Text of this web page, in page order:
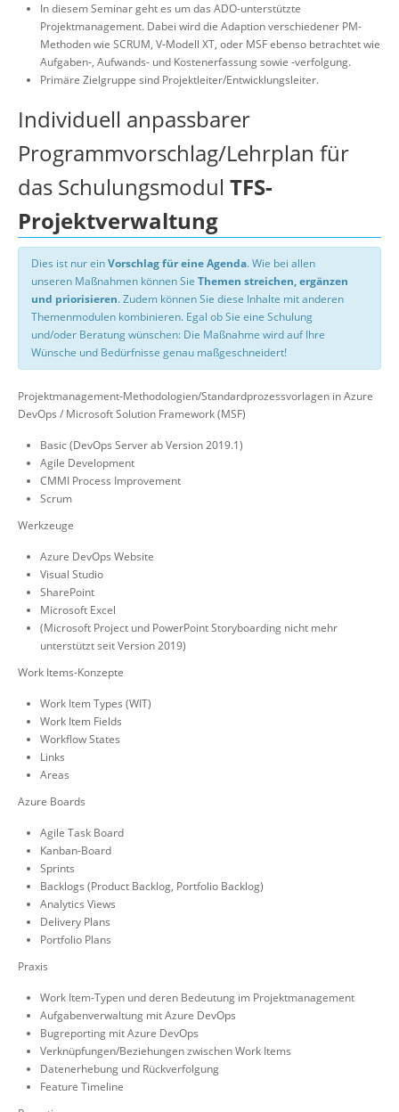
In diesem Seminar geht es um das ADO-unterstützte
Projektmanagement. Dabei wird die Adaption verschiedener PM-
Methoden wie SCRUM, V-Modell XT, oder MSF ebenso betrachtet wie
Aufgaben-, Aufwands- und Kostenerfassung sowie -verfolgung.
Primäre Zielgruppe sind Projektleiter/Entwicklungsleiter.
Individuell anpassbarer
Programmvorschlag/Lehrplan für
das Schulungsmodul TFS-
Projektverwaltung
Dies ist nur einVorschlag für eine Agenda. Wie bei allen
unseren Maßnahmen können Sie Themen streichen, ergänzen
und priorisieren. Zudem können Sie diese Inhalte mit anderen
Themenmodulen kombinieren. Egal ob Sie eine Schulung
und/oder Beratung wünschen: Die Maßnahme wird auf Ihre
Wünsche und Bedürfnisse genau maßgeschneidert!
Projektmanagement-Methodologien/Standardprozessvorlagen in Azure
DevOps / Microsoft Solution Framework (MSF)
Basic (DevOps Server ab Version 2019.1)
Agile Development
CMMI Process Improvement
Scrum
Werkzeuge
Azure DevOps Website
Visual Studio
SharePoint
Microsoft Excel
(Microsoft Project und PowerPoint Storyboarding nicht mehr
unterstützt seit Version 2019)
Work Items-Konzepte
Work Item Types (WIT)
Work Item Fields
Workflow States
Links
Areas
Azure Boards
Agile Task Board
Kanban-Board
Sprints
Backlogs (Product Backlog, Portfolio Backlog)
Analytics Views
Delivery Plans
Portfolio Plans
Praxis
Work Item-Typen und deren Bedeutung im Projektmanagement
Aufgabenverwaltung mit Azure DevOps
Bugreporting mit Azure DevOps
Verknüpfungen/Beziehungen zwischen Work Items
Datenerhebung und Rückverfolgung
Feature Timeline